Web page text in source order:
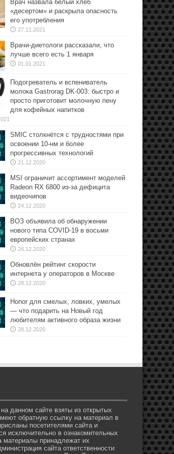
Врач назвала белый хлеб
«десертом» и раскрыла опасность
его употребления
27.11.2021
Врачи-диетологи рассказали, что
лучше всего есть 1 января
01.01.2021
Подогреватель и вспениватель
молока Gastrorag DK-003: быстро и
просто приготовит молочную пену
для кофейных напитков
SMIC столкнётся с трудностями при
освоении 10-нм и более
прогрессивных технологий
21.12.2020
MSI ограничит ассортимент моделей
Radeon RX 6800 из-за дефицита
видеочипов
24.12.2020
ВОЗ объявила об обнаружении
нового типа COVID-19 в восьми
европейских странах
26.12.2020
Обновлён рейтинг скорости
интернета у операторов в Москве
28.12.2020
Honor для смелых, ловких, умелых
— что подарить на Новый год
любителям активного образа жизни
28.12.2020
данном сайте взяты из открытых
обратную ссылку на материал в
посетителями сайта и
исключительно в ознакомительных
материалы принадлежат их
сайта ответственности